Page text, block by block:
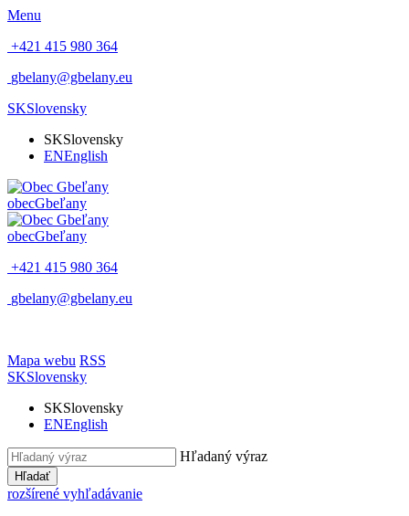
Menu
+421 415 980 364
gbelany@gbelany.eu
SKSlovensky
SKSlovensky
ENEnglish
obecGbeľany
obecGbeľany
+421 415 980 364
gbelany@gbelany.eu
Mapa webu RSS
SKSlovensky
SKSlovensky
ENEnglish
Hľadaný výraz
Hľadať
rozšírené vyhľadávanie